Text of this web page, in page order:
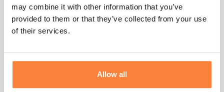
may combine it with other information that you’ve
provided to them or that they’ve collected from your use
of their services.
Allow all
Description
Pack Premium Saint Hubert Femme Le Chameau